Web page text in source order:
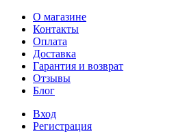
О магазине
Контакты
Оплата
Доставка
Гарантия и возврат
Отзывы
Блог
Вход
Регистрация